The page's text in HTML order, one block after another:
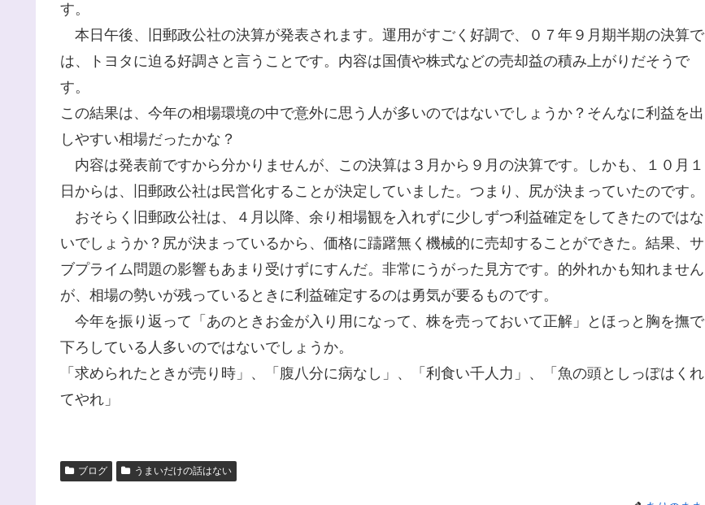
す。
本日午後、旧郵政公社の決算が発表されます。運用がすごく好調で、０７年９月期半期の決算で
は、トヨタに迫る好調さと言うことです。内容は国債や株式などの売却益の積み上がりだそうで
す。
この結果は、今年の相場環境の中で意外に思う人が多いのではないでしょうか？そんなに利益を出
しやすい相場だったかな？
内容は発表前ですから分かりませんが、この決算は３月から９月の決算です。しかも、１０月１
日からは、旧郵政公社は民営化することが決定していました。つまり、尻が決まっていたのです。
おそらく旧郵政公社は、４月以降、余り相場観を入れずに少しずつ利益確定をしてきたのではな
いでしょうか？尻が決まっているから、価格に躊躇無く機械的に売却することができた。結果、サ
ブプライム問題の影響もあまり受けずにすんだ。非常にうがった見方です。的外れかも知れません
が、相場の勢いが残っているときに利益確定するのは勇気が要るものです。
今年を振り返って「あのときお金が入り用になって、株を売っておいて正解」とほっと胸を撫で
下ろしている人多いのではないでしょうか。
「求められたときが売り時」、「腹八分に病なし」、「利食い千人力」、「魚の頭としっぽはくれ
てやれ」
ブログ うまいだけの話はない